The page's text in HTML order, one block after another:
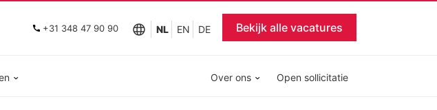
+31 348 47 90 90 NL EN DE Bekijk alle vacatures
Open sollicitatie
Over ons